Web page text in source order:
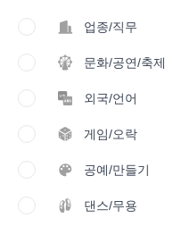
업종/직무
문화/공연/축제
외국/언어
게임/오락
공예/만들기
댄스/무용